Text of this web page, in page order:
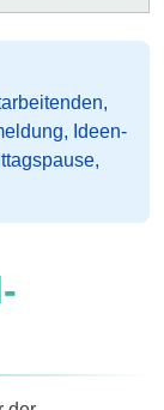
Ideen-